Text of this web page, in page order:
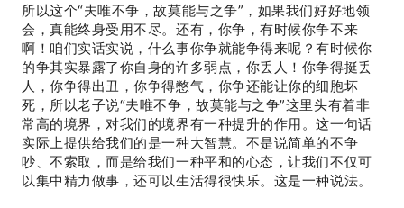
所以这个“夫唯不争，故莫能与之争”，如果我们好好地领
会，真能终身受用不尽。还有，你争，有时候你争不来
啊！咱们实话实说，什么事你争就能争得来呢？有时候你
的争其实暴露了你自身的许多弱点，你丢人！你争得挺丢
人，你争得出丑，你争得憋气，你争还能让你的细胞坏
死，所以老子说“夫唯不争，故莫能与之争”这里头有着非
常高的境界，对我们的境界有一种提升的作用。这一句话
实际上提供给我们的是一种大智慧。不是说简单的不争
吵、不索取，而是给我们一种平和的心态，让我们不仅可
以集中精力做事，还可以生活得很快乐。这是一种说法。